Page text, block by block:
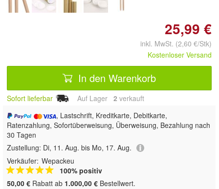
25,99 €
inkl. MwSt. (2,60 €/Stk)
Kostenloser Versand
In den Warenkorb
Sofort lieferbar Auf Lager 2 verkauft
, Lastschrift, Kreditkarte, Debitkarte,
Ratenzahlung, Sofortüberweisung, Überweisung, Bezahlung nach
30 Tagen
Zustellung: Di, 11. Aug. bis Mo, 17. Aug.
Verkäufer: Wepackeu
100% positiv
50,00 € Rabatt ab 1.000,00 € Bestellwert.